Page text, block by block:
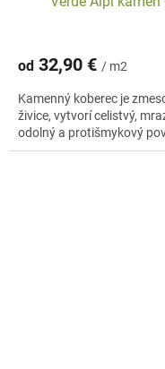
od 32,90 € / m2
Kamenný koberec je
živice, vytvorí celistvý,
odolný a protišmykový